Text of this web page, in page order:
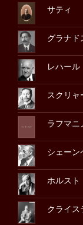
サティ
グラナド
レハール
スクリャ
ラフマニ
シェーン
ホルスト
クライス